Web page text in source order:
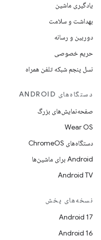
یادگیری ماشین
بهداشت و سلامت
دوربین و رسانه
حریم خصوصی
نسل پنجم شبکه تلفن همراه
دستگاه‌های ANDROID
صفحه‌نمایش‌های بزرگ
Wear OS
دستگاه‌های ChromeOS
Android برای ماشین‌ها
Android TV
نسخه‌های پخش
Android 17
Android 16